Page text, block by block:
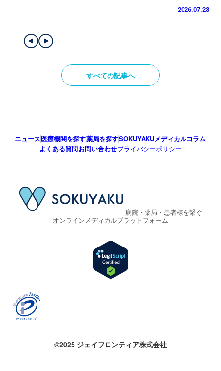
2026.07.23
すべての記事へ
ニュース医療機関を探す薬局を探すSOKUYAKUメディカルコラム
よくある質問お問い合わせプライバシーポリシー
病院・薬局・患者様を繋ぐ
オンラインメディカルプラットフォーム
©2025 ジェイフロンティア株式会社